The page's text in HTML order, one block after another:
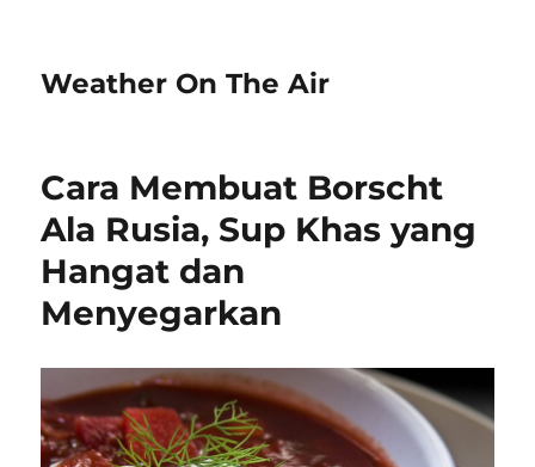
Weather On The Air
Cara Membuat Borscht
Ala Rusia, Sup Khas yang
Hangat dan
Menyegarkan